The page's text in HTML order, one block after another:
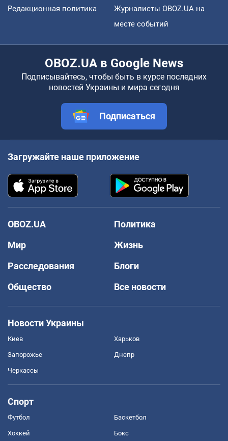
Редакционная политика
Журналисты OBOZ.UA на
месте событий
OBOZ.UA в Google News
Подписывайтесь, чтобы быть в курсе последних
новостей Украины и мира сегодня
Подписаться
Загружайте наше приложение
OBOZ.UA
Политика
Мир
Жизнь
Расследования
Блоги
Общество
Все новости
Новости Украины
Киев Харьков
Запорожье Днепр
Черкассы
Спорт
Футбол Баскетбол
Хоккей Бокс